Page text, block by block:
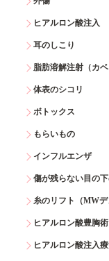
ヒアルロン酸注入
耳のしこり
脂肪溶解注射（カベ
体表のシコリ
ボトックス
もらいもの
インフルエンザ
傷が残らない目の
糸のリフト（MWデ
ヒアルロン酸豊胸術
ヒアルロン酸注入